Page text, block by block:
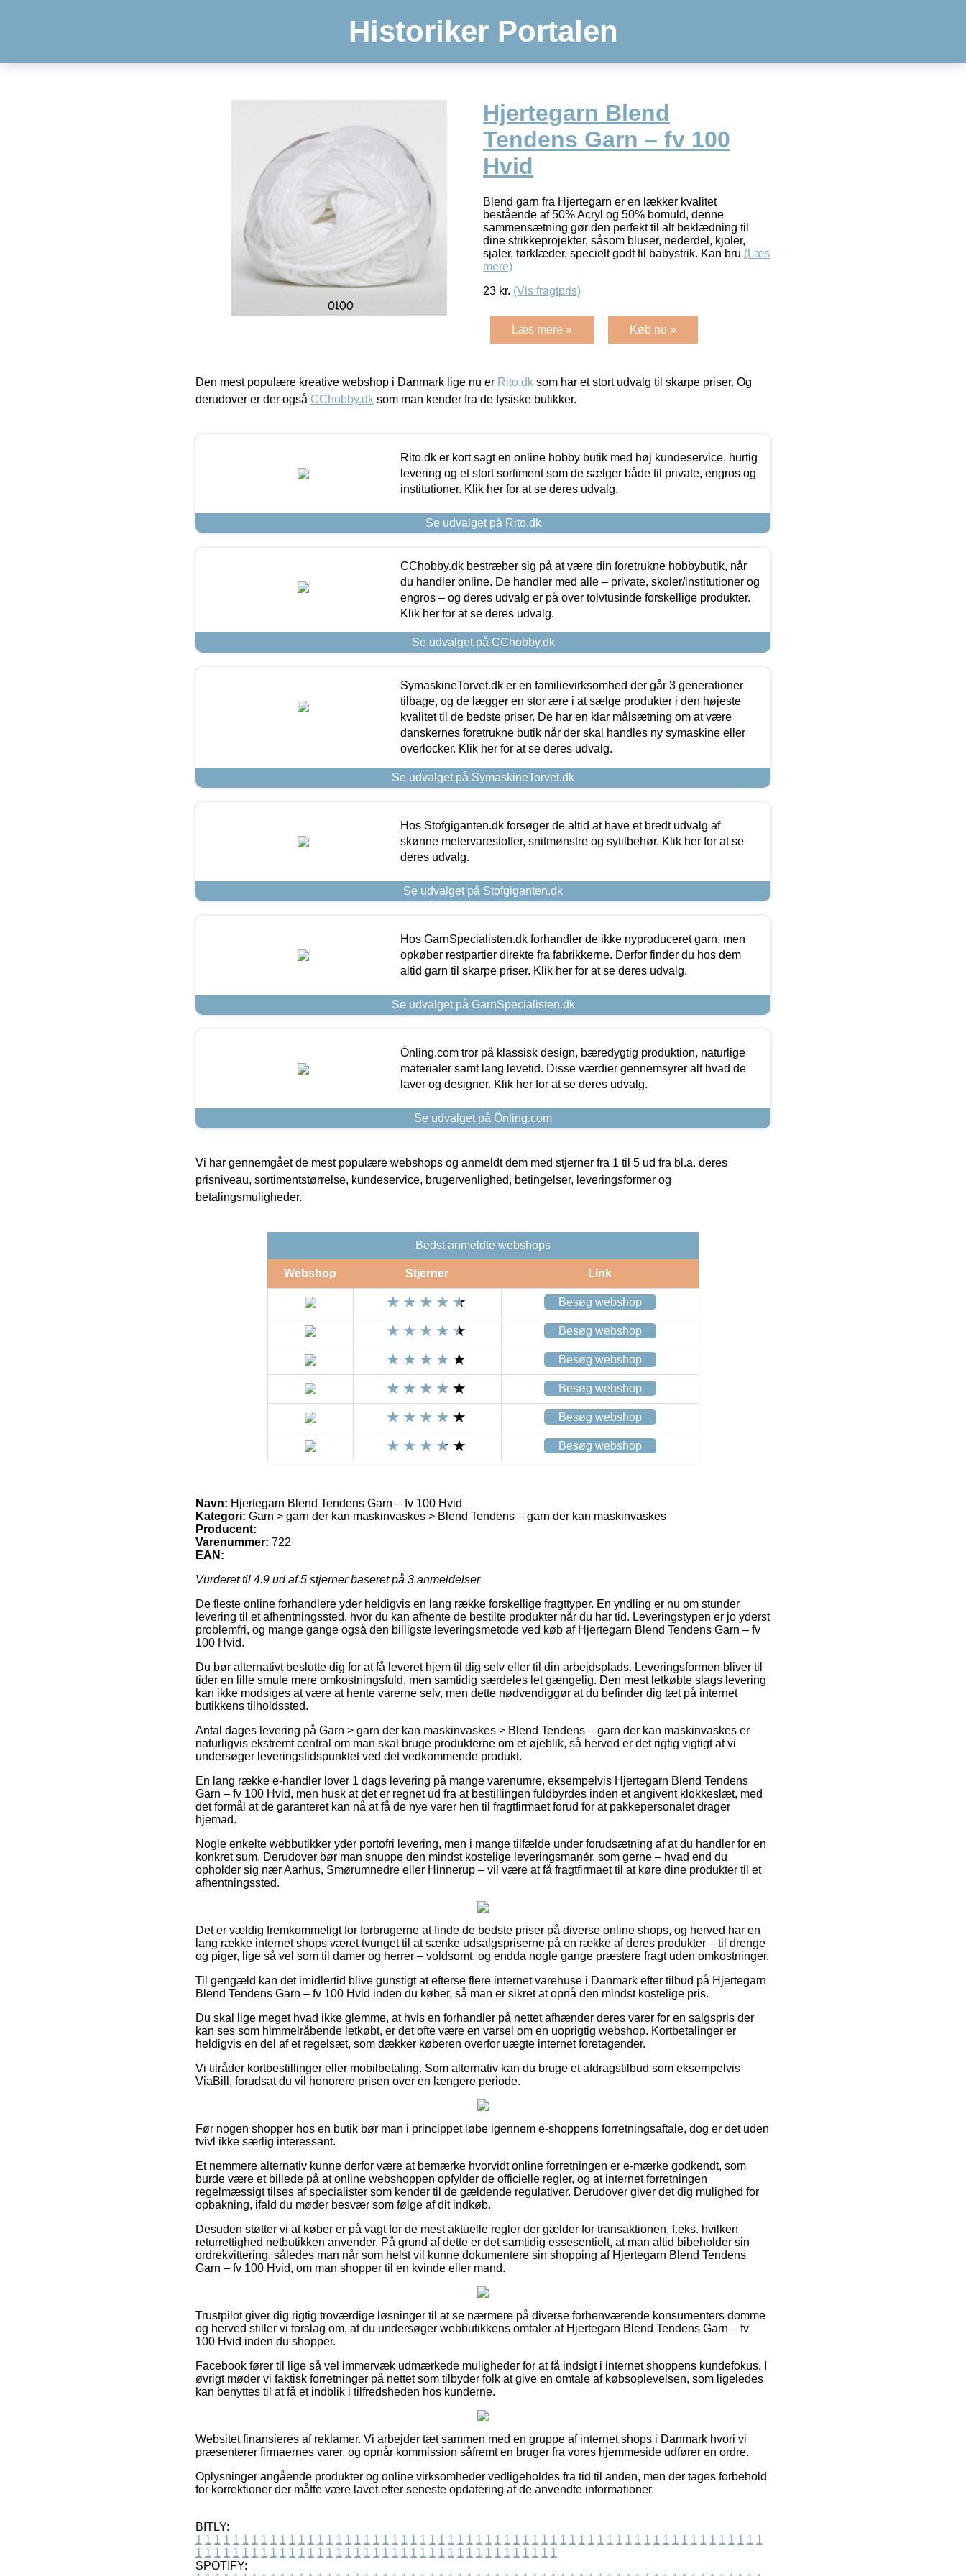
Historiker Portalen
Hjertegarn Blend
Tendens Garn – fv 100
Hvid
Blend garn fra Hjertegarn er en lækker kvalitet
bestående af 50% Acryl og 50% bomuld, denne
sammensætning gør den perfekt til alt beklædning til
dine strikkeprojekter, såsom bluser, nederdel, kjoler,
sjaler, tørklæder, specielt godt til babystrik. Kan bru (Læs
mere)
23 kr. (Vis fragtpris)
Læs mere » Køb nu »
Den mest populære kreative webshop i Danmark lige nu er Rito.dk som har et stort udvalg til skarpe priser. Og
derudover er der også CChobby.dk som man kender fra de fysiske butikker.
Rito.dk er kort sagt en online hobby butik med høj kundeservice, hurtig
levering og et stort sortiment som de sælger både til private, engros og
institutioner. Klik her for at se deres udvalg.
Se udvalget på Rito.dk
CChobby.dk bestræber sig på at være din foretrukne hobbybutik, når
du handler online. De handler med alle – private, skoler/institutioner og
engros – og deres udvalg er på over tolvtusinde forskellige produkter.
Klik her for at se deres udvalg.
Se udvalget på CChobby.dk
SymaskineTorvet.dk er en familievirksomhed der går 3 generationer
tilbage, og de lægger en stor ære i at sælge produkter i den højeste
kvalitet til de bedste priser. De har en klar målsætning om at være
danskernes foretrukne butik når der skal handles ny symaskine eller
overlocker. Klik her for at se deres udvalg.
Se udvalget på SymaskineTorvet.dk
Hos Stofgiganten.dk forsøger de altid at have et bredt udvalg af
skønne metervarestoffer, snitmønstre og sytilbehør. Klik her for at se
deres udvalg.
Se udvalget på Stofgiganten.dk
Hos GarnSpecialisten.dk forhandler de ikke nyproduceret garn, men
opkøber restpartier direkte fra fabrikkerne. Derfor finder du hos dem
altid garn til skarpe priser. Klik her for at se deres udvalg.
Se udvalget på GarnSpecialisten.dk
Önling.com tror på klassisk design, bæredygtig produktion, naturlige
materialer samt lang levetid. Disse værdier gennemsyrer alt hvad de
laver og designer. Klik her for at se deres udvalg.
Se udvalget på Önling.com
Vi har gennemgået de mest populære webshops og anmeldt dem med stjerner fra 1 til 5 ud fra bl.a. deres
prisniveau, sortimentstørrelse, kundeservice, brugervenlighed, betingelser, leveringsformer og
betalingsmuligheder.
Bedst anmeldte webshops
Webshop Stjerner Link
Besøg webshop
Besøg webshop
Besøg webshop
Besøg webshop
Besøg webshop
Besøg webshop
Navn: Hjertegarn Blend Tendens Garn – fv 100 Hvid
Kategori: Garn > garn der kan maskinvaskes > Blend Tendens – garn der kan maskinvaskes
Producent:
Varenummer: 722
EAN:
Vurderet til 4.9 ud af 5 stjerner baseret på 3 anmeldelser
De fleste online forhandlere yder heldigvis en lang række forskellige fragttyper. En yndling er nu om stunder
levering til et afhentningssted, hvor du kan afhente de bestilte produkter når du har tid. Leveringstypen er jo yderst
problemfri, og mange gange også den billigste leveringsmetode ved køb af Hjertegarn Blend Tendens Garn – fv
100 Hvid.
Du bør alternativt beslutte dig for at få leveret hjem til dig selv eller til din arbejdsplads. Leveringsformen bliver til
tider en lille smule mere omkostningsfuld, men samtidig særdeles let gængelig. Den mest letkøbte slags levering
kan ikke modsiges at være at hente varerne selv, men dette nødvendiggør at du befinder dig tæt på internet
butikkens tilholdssted.
Antal dages levering på Garn > garn der kan maskinvaskes > Blend Tendens – garn der kan maskinvaskes er
naturligvis ekstremt central om man skal bruge produkterne om et øjeblik, så herved er det rigtig vigtigt at vi
undersøger leveringstidspunktet ved det vedkommende produkt.
En lang række e-handler lover 1 dags levering på mange varenumre, eksempelvis Hjertegarn Blend Tendens
Garn – fv 100 Hvid, men husk at det er regnet ud fra at bestillingen fuldbyrdes inden et angivent klokkeslæt, med
det formål at de garanteret kan nå at få de nye varer hen til fragtfirmaet forud for at pakkepersonalet drager
hjemad.
Nogle enkelte webbutikker yder portofri levering, men i mange tilfælde under forudsætning af at du handler for en
konkret sum. Derudover bør man snuppe den mindst kostelige leveringsmanér, som gerne – hvad end du
opholder sig nær Aarhus, Smørumnedre eller Hinnerup – vil være at få fragtfirmaet til at køre dine produkter til et
afhentningssted.
Det er vældig fremkommeligt for forbrugerne at finde de bedste priser på diverse online shops, og herved har en
lang række internet shops været tvunget til at sænke udsalgspriserne på en række af deres produkter – til drenge
og piger, lige så vel som til damer og herrer – voldsomt, og endda nogle gange præstere fragt uden omkostninger.
Til gengæld kan det imidlertid blive gunstigt at efterse flere internet varehuse i Danmark efter tilbud på Hjertegarn
Blend Tendens Garn – fv 100 Hvid inden du køber, så man er sikret at opnå den mindst kostelige pris.
Du skal lige meget hvad ikke glemme, at hvis en forhandler på nettet afhænder deres varer for en salgspris der
kan ses som himmelråbende letkøbt, er det ofte være en varsel om en uoprigtig webshop. Kortbetalinger er
heldigvis en del af et regelsæt, som dækker køberen overfor uægte internet foretagender.
Vi tilråder kortbestillinger eller mobilbetaling. Som alternativ kan du bruge et afdragstilbud som eksempelvis
ViaBill, forudsat du vil honorere prisen over en længere periode.
Før nogen shopper hos en butik bør man i princippet løbe igennem e-shoppens forretningsaftale, dog er det uden
tvivl ikke særlig interessant.
Et nemmere alternativ kunne derfor være at bemærke hvorvidt online forretningen er e-mærke godkendt, som
burde være et billede på at online webshoppen opfylder de officielle regler, og at internet forretningen
regelmæssigt tilses af specialister som kender til de gældende regulativer. Derudover giver det dig mulighed for
opbakning, ifald du møder besvær som følge af dit indkøb.
Desuden støtter vi at køber er på vagt for de mest aktuelle regler der gælder for transaktionen, f.eks. hvilken
returrettighed netbutikken anvender. På grund af dette er det samtidig essesentielt, at man altid bibeholder sin
ordrekvittering, således man når som helst vil kunne dokumentere sin shopping af Hjertegarn Blend Tendens
Garn – fv 100 Hvid, om man shopper til en kvinde eller mand.
Trustpilot giver dig rigtig troværdige løsninger til at se nærmere på diverse forhenværende konsumenters domme
og herved stiller vi forslag om, at du undersøger webbutikkens omtaler af Hjertegarn Blend Tendens Garn – fv
100 Hvid inden du shopper.
Facebook fører til lige så vel immervæk udmærkede muligheder for at få indsigt i internet shoppens kundefokus. I
øvrigt møder vi faktisk forretninger på nettet som tilbyder folk at give en omtale af købsoplevelsen, som ligeledes
kan benyttes til at få et indblik i tilfredsheden hos kunderne.
Websitet finansieres af reklamer. Vi arbejder tæt sammen med en gruppe af internet shops i Danmark hvori vi
præsenterer firmaernes varer, og opnår kommission såfremt en bruger fra vores hjemmeside udfører en ordre.
Oplysninger angående produkter og online virksomheder vedligeholdes fra tid til anden, men der tages forbehold
for korrektioner der måtte være lavet efter seneste opdatering af de anvendte informationer.
BITLY:
1 1 1 1 1 1 1 1 1 1 1 1 1 1 1 1 1 1 1 1 1 1 1 1 1 1 1 1 1 1 1 1 1 1 1 1 1 1 1 1 1 1 1 1 1 1 1 1 1 1 1 1 1 1 1 1 1 1 1 1 1
1 1 1 1 1 1 1 1 1 1 1 1 1 1 1 1 1 1 1 1 1 1 1 1 1 1 1 1 1 1 1 1 1 1 1 1 1 1 1
SPOTIFY: